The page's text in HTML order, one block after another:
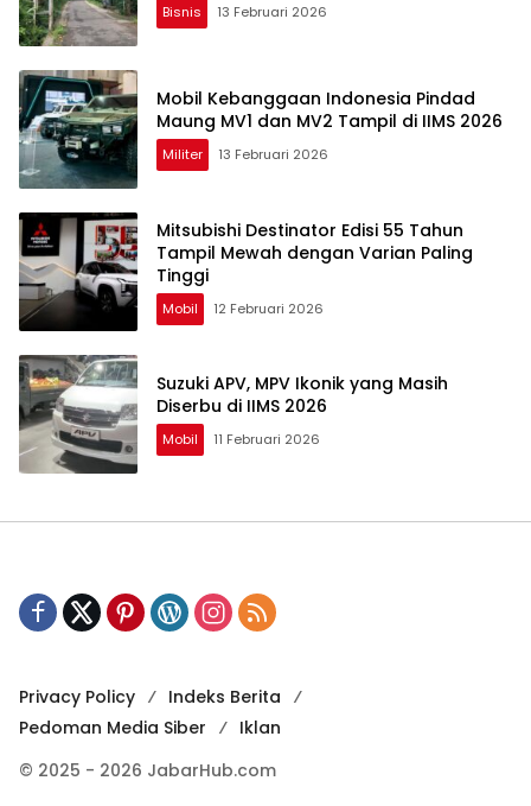
Bisnis 13 Februari 2026
Mobil Kebanggaan Indonesia Pindad
Maung MV1 dan MV2 Tampil di IIMS 2026
Militer 13 Februari 2026
Mitsubishi Destinator Edisi 55 Tahun
Tampil Mewah dengan Varian Paling
Tinggi
Mobil 12 Februari 2026
Suzuki APV, MPV Ikonik yang Masih
Diserbu di IIMS 2026
Mobil 11 Februari 2026
Privacy Policy
Indeks Berita
Pedoman Media Siber
Iklan
© 2025 - 2026 JabarHub.com